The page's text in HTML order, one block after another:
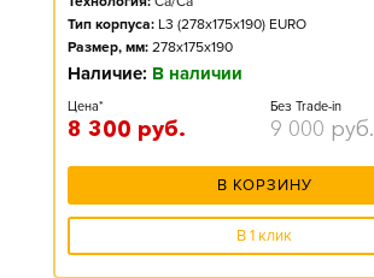
Тип корпуса: L3 (278x175x190) EURO
Размер, мм: 278x175x190
Наличие: В наличии
Цена*
8 300 руб.
Без Trade-in
9 000 руб.
В КОРЗИНУ
В 1 клик